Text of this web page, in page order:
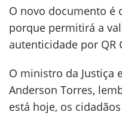
O novo documento é
porque permitirá a
autenticidade por QR
O ministro da Justiça
Anderson Torres,
está hoje, os